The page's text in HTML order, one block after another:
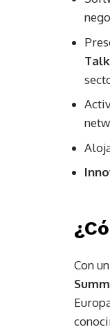
Talk
Con